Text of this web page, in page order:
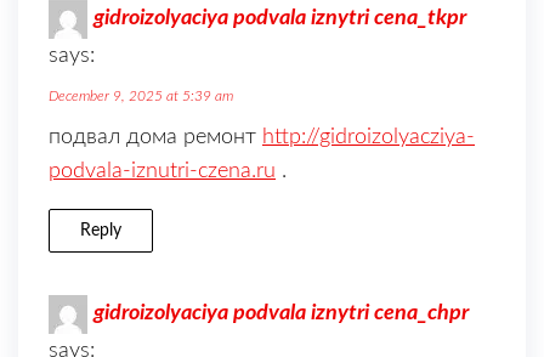
gidroizolyaciya podvala iznytri cena_tkpr
says:
December 9, 2025 at 5:39 am
подвал дома ремонт http://gidroizolyacziya-
podvala-iznutri-czena.ru .
Reply
gidroizolyaciya podvala iznytri cena_chpr
says: